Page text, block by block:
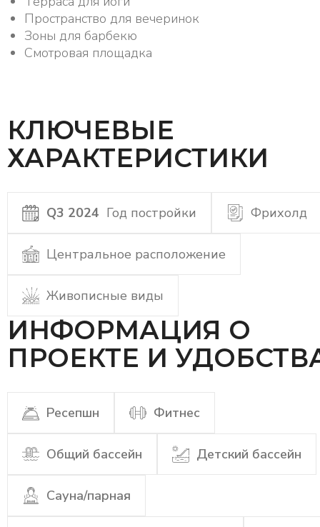
Пространство для вечеринок
Зоны для барбекю
Смотровая площадка
КЛЮЧЕВЫЕ
ХАРАКТЕРИСТИКИ
Q3 2024 Год постройки Фрихолд
Центральное расположение
Живописные виды
ИНФОРМАЦИЯ О
ПРОЕКТЕ И
Ресепшн Фитнес
Общий бассейн Детский бассейн
Сауна/парная